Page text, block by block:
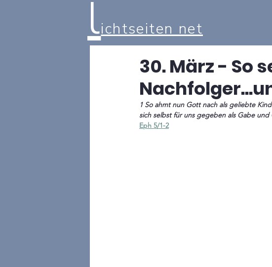
lichtseiten net
30. März - So
1 So ahmt nun Gott nach als geliebte
sich selbst für uns gegeben als Gabe
Eph 5/1-2